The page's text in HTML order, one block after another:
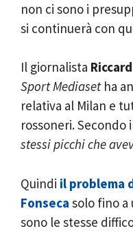
non ci sono i
si continuerà con
Il giornalista
Sport Mediasetha
relativa al Milan e
rossoneri. Secondo
stessi picchi che
Quindi il problema
Fonseca solo fino a
sono le stesse